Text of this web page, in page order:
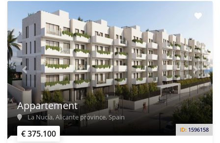
€ 375.100 ID: 1596158
Appartement
La Nucía, Alicante province, Spain